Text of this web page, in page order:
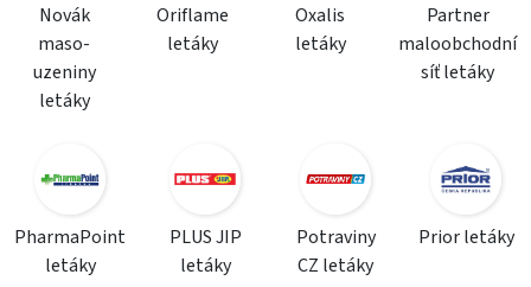
Novák
maso-
uzeniny
letáky
Oriflame
letáky
Oxalis
letáky
Partner
maloobchodní
síť letáky
PharmaPoint
letáky
PLUS JIP
letáky
Potraviny
CZ letáky
Prior letáky